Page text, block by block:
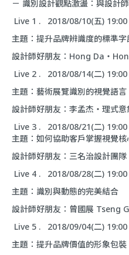
－ 識別設計觀點激盪：與設計
Live 1 . 2018/08/10(五) 19:00
主題：提升品牌辨識度的標準字
設計師好朋友：Hong Da・
Live 2 . 2018/08/14(二) 19:00
主題：藝術展覽識別的視覺語言
設計師好朋友：李孟杰・理式
Live 3 . 2018/08/21(二) 19:00
主題：如何協助客戶掌握視覺核
設計師好朋友：三名治設計團隊
Live 4 . 2018/08/28(二) 19:00
主題：識別與動態的完美結合
設計師好朋友：曾國展 Tseng
Live 5 . 2018/09/04(二) 19:00
主題：提升品牌價值的形象包裝